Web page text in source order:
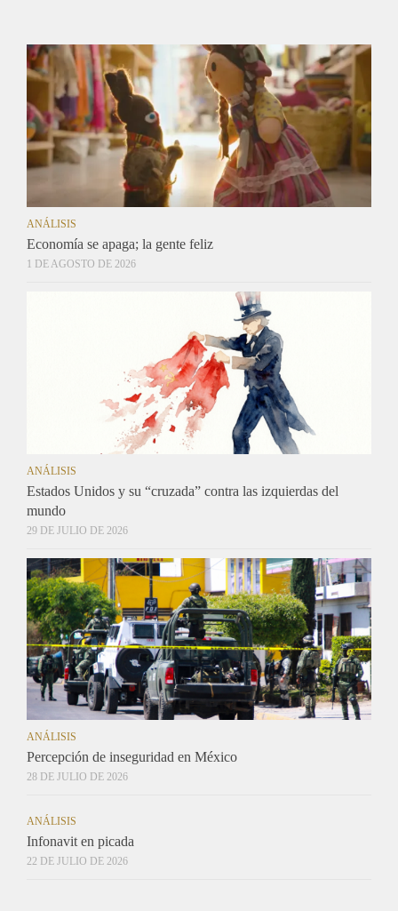
ANÁLISIS
Economía se apaga; la gente feliz
1 DE AGOSTO DE 2026
ANÁLISIS
Estados Unidos y su “cruzada” contra las izquierdas del
mundo
29 DE JULIO DE 2026
ANÁLISIS
Percepción de inseguridad en México
28 DE JULIO DE 2026
ANÁLISIS
Infonavit en picada
22 DE JULIO DE 2026